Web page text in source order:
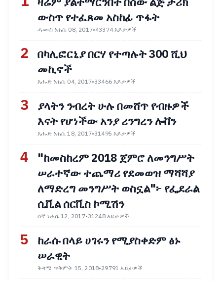
ውስጥ የተፈጸመ አስከፊ ጥፋት
ሓሙስ ነሐሴ 08, 2017•43374 እይታዎች
2 በካሊፎርኒያ በርሃ የተጣሉት 300 ሺህ
መኪኖች
እሑድ ነሐሴ 04, 2017•33466 እይታዎች
3
ያላትን ንብረት ሁሉ በመሸጥ የብዙዎች
እናት የሆነችው አንያ ሪንግረን ሎቨን
እሑድ ነሐሴ 18, 2017•31495 እይታዎች
4
"ከመስከረም 2018 ጀምሮ ለመንግሥት
ሠራተኛው ተጨማሪ የደመወዝ ማሻሻያ
ለማድረግ መንግሥት ወስኗል"፦ የፌደራል
ሲቪል ሰርቪስ ኮሚሽን
ሰኞ ነሐሴ 12, 2017•31248 እይታዎች
5
ከራሱ በላይ ሀገሩን የሚያስቀድም ፅኑ
ሠራዊት
ቅዳሜ ጥቅምት 15, 2018•29791 እይታዎች